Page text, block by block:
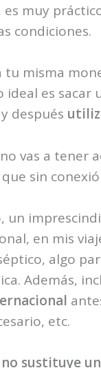
muy
condiciones.
tu misma
ideal es
después
vas a tener
sin
un
en mis
algo
Además,
etc.
sustituye